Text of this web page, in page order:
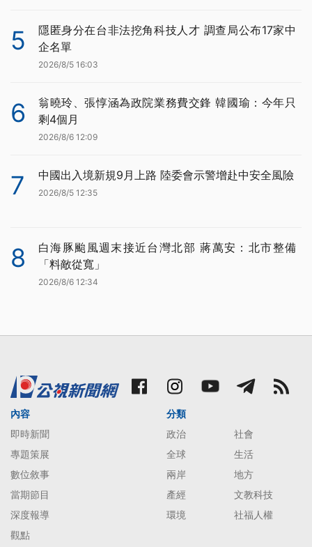
5
隱匿身分在台非法挖角科技人才 調查局公布17家中
企名單
2026/8/5 16:03
6
翁曉玲、張惇涵為政院業務費交鋒 韓國瑜：今年只
剩4個月
2026/8/6 12:09
7 中國出入境新規9月上路 陸委會示警增赴中安全風險
2026/8/5 12:35
8
白海豚颱風週末接近台灣北部 蔣萬安：北市整備
「料敵從寬」
2026/8/6 12:34
內容
即時新聞
專題策展
數位敘事
當期節目
深度報導
觀點
分類
政治
社會
全球
生活
兩岸
地方
產經
文教科技
環境
社福人權